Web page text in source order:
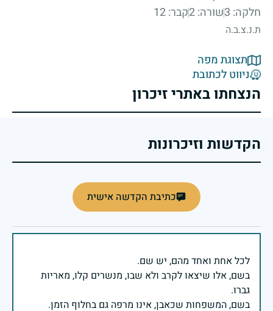
חלקה: 3
שורה: 2 קבר: 12
ת.נ.צ.ב.ה
תצוגת מפה
ניווט לכתובת
הנצחתו באתרי זיכרון
הקדשות וזיכרונות
כתיבת הקדשה אישית
בשם, אלו שיצאו לקרב ולא שבו, מנשרים קלו, מאריות